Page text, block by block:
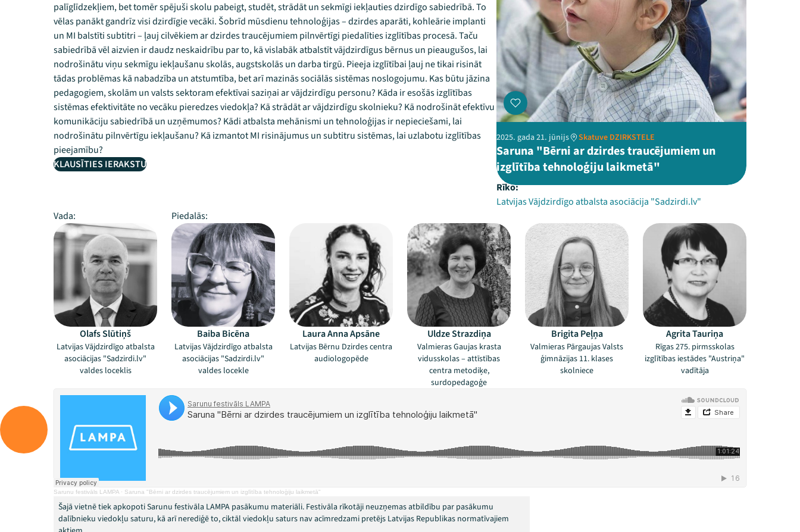
palīglīdzekļiem, bet tomēr spējuši skolu pabeigt, studēt, strādāt un sekmīgi iekļauties dzirdīgo sabiedrībā. To
vēlas panākt gandrīz visi dzirdīgie vecāki. Šobrīd mūsdienu tehnoloģijas – dzirdes aparāti, kohleārie implanti
un MI balstīti subtitri – ļauj cilvēkiem ar dzirdes traucējumiem pilnvērtīgi piedalīties izglītības procesā. Taču
sabiedrībā vēl aizvien ir daudz neskaidrību par to, kā vislabāk atbalstīt vājdzirdīgus bērnus un pieaugušos, lai
nodrošinātu viņu sekmīgu iekļaušanu skolās, augstskolās un darba tirgū. Pieeja izglītībai ļauj ne tikai risināt
tādas problēmas kā nabadzība un atstumtība, bet arī mazinās sociālās sistēmas noslogojumu. Kas būtu jāzina
pedagogiem, skolām un valsts sektoram efektīvai saziņai ar vājdzirdīgu personu? Kāda ir esošās izglītības
sistēmas efektivitāte no vecāku pieredzes viedokļa? Kā strādāt ar vājdzirdīgu skolnieku? Kā nodrošināt efektīvu
komunikāciju sabiedrībā un uzņēmumos? Kādi atbalsta mehānismi un tehnoloģijas ir nepieciešami, lai
nodrošinātu pilnvērtīgu iekļaušanu? Kā izmantot MI risinājumus un subtitru sistēmas, lai uzlabotu izglītības
pieejamību?
KLAUSĪTIES IERAKSTU
2025. gada 21. jūnijs Skatuve DZIRKSTELE
Saruna "Bērni ar dzirdes traucējumiem un
izglītība tehnoloģiju laikmetā"
Rīko:
Latvijas Vājdzirdīgo atbalsta asociācija "Sadzirdi.lv"
Vada:
Piedalās:
Olafs Slūtiņš
Latvijas Vājdzirdīgo atbalsta
asociācijas "Sadzirdi.lv"
valdes loceklis
Baiba Bicēna
Latvijas Vājdzirdīgo atbalsta
asociācijas "Sadzirdi.lv"
valdes locekle
Laura Anna Apsāne
Latvijas Bērnu Dzirdes centra
audiologopēde
Uldze Strazdiņa
Valmieras Gaujas krasta
vidusskolas – attīstības
centra metodiķe,
surdopedagoģe
Brigita Peļņa
Valmieras Pārgaujas Valsts
ģimnāzijas 11. klases
skolniece
Agrita Tauriņa
Rīgas 275. pirmsskolas
izglītības iestādes "Austriņa"
vadītāja
Sarunu festivāls LAMPA · Saruna "Bērni ar dzirdes traucējumiem un izglītība tehnoloģiju laikmetā"
Šajā vietnē tiek apkopoti Sarunu festivāla LAMPA pasākumu materiāli. Festivāla rīkotāji neuzņemas atbildību par pasākumu
dalībnieku viedokļu saturu, kā arī nerediģē to, ciktāl viedokļu saturs nav acīmredzami pretējs Latvijas Republikas normatīvajiem